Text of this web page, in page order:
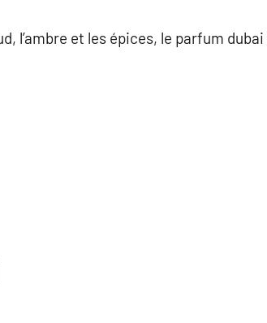
l’ambre et les épices, le parfum dubai